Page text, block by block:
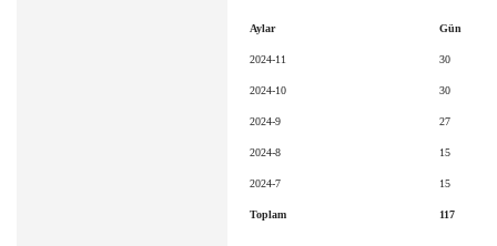
Aylar Gün
2024-11 30
2024-10 30
2024-9 27
2024-8 15
2024-7 15
Toplam 117